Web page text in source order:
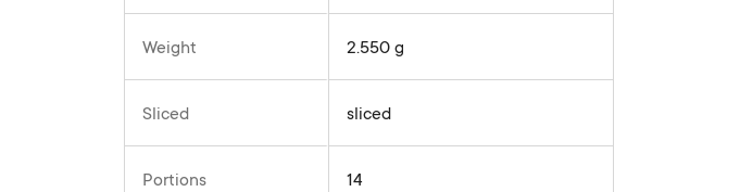
Weight 2.550 g
Sliced sliced
Portions 14